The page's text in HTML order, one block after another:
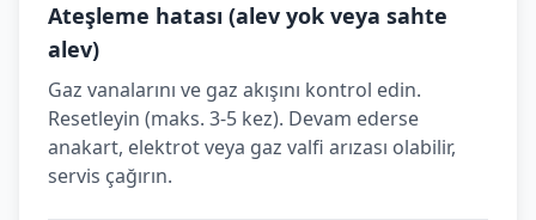
Ateşleme hatası (alev yok veya sahte
alev)
Gaz vanalarını ve gaz akışını kontrol edin.
Resetleyin (maks. 3-5 kez). Devam ederse
anakart, elektrot veya gaz valfi arızası olabilir,
servis çağırın.